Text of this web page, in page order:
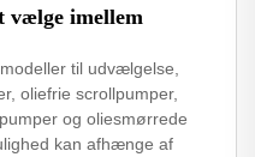
vælge imellem
til udvælgelse,
oliefrie scrollpumper,
og oliesmørrede
kan afhænge af